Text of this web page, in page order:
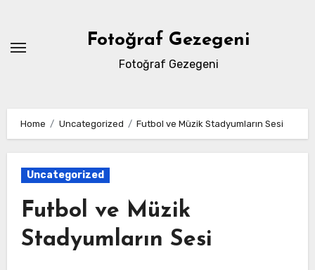
content
Fotoğraf Gezegeni
Fotoğraf Gezegeni
Home Uncategorized Futbol ve Müzik Stadyumların Sesi
Uncategorized
Futbol ve Müzik
Stadyumların Sesi